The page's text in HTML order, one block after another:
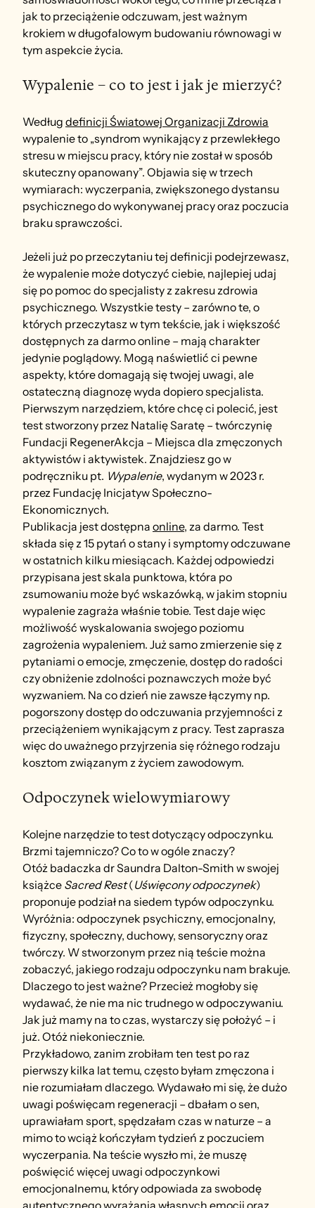
jak to przeciążenie odczuwam, jest ważnym
krokiem w długofalowym budowaniu równowagi w
tym aspekcie życia.
Wypalenie – co to jest i jak je mierzyć?
Według definicji Światowej Organizacji Zdrowia
wypalenie to „syndrom wynikający z przewlekłego
stresu w miejscu pracy, który nie został w sposób
skuteczny opanowany”. Objawia się w trzech
wymiarach: wyczerpania, zwiększonego dystansu
psychicznego do wykonywanej pracy oraz poczucia
braku sprawczości.
Jeżeli już po przeczytaniu tej definicji podejrzewasz,
że wypalenie może dotyczyć ciebie, najlepiej udaj
się po pomoc do specjalisty z zakresu zdrowia
psychicznego. Wszystkie testy – zarówno te, o
których przeczytasz w tym tekście, jak i większość
dostępnych za darmo online – mają charakter
jedynie poglądowy. Mogą naświetlić ci pewne
aspekty, które domagają się twojej uwagi, ale
ostateczną diagnozę wyda dopiero specjalista.
Pierwszym narzędziem, które chcę ci polecić, jest
test stworzony przez Natalię Saratę – twórczynię
Fundacji RegenerAkcja – Miejsca dla zmęczonych
aktywistów i aktywistek. Znajdziesz go w
podręczniku pt. Wypalenie, wydanym w 2023 r.
przez Fundację Inicjatyw Społeczno-
Ekonomicznych.
Publikacja jest dostępna online, za darmo. Test
składa się z 15 pytań o stany i symptomy odczuwane
w ostatnich kilku miesiącach. Każdej odpowiedzi
przypisana jest skala punktowa, która po
zsumowaniu może być wskazówką, w jakim stopniu
wypalenie zagraża właśnie tobie. Test daje więc
możliwość wyskalowania swojego poziomu
zagrożenia wypaleniem. Już samo zmierzenie się z
pytaniami o emocje, zmęczenie, dostęp do radości
czy obniżenie zdolności poznawczych może być
wyzwaniem. Na co dzień nie zawsze łączymy np.
pogorszony dostęp do odczuwania przyjemności z
przeciążeniem wynikającym z pracy. Test zaprasza
więc do uważnego przyjrzenia się różnego rodzaju
kosztom związanym z życiem zawodowym.
Odpoczynek wielowymiarowy
Kolejne narzędzie to test dotyczący odpoczynku.
Brzmi tajemniczo? Co to w ogóle znaczy?
Otóż badaczka dr Saundra Dalton-Smith w swojej
książce Sacred Rest (Uświęcony odpoczynek)
proponuje podział na siedem typów odpoczynku.
Wyróżnia: odpoczynek psychiczny, emocjonalny,
fizyczny, społeczny, duchowy, sensoryczny oraz
twórczy. W stworzonym przez nią teście można
zobaczyć, jakiego rodzaju odpoczynku nam brakuje.
Dlaczego to jest ważne? Przecież mogłoby się
wydawać, że nie ma nic trudnego w odpoczywaniu.
Jak już mamy na to czas, wystarczy się położyć – i
już. Otóż niekoniecznie.
Przykładowo, zanim zrobiłam ten test po raz
pierwszy kilka lat temu, często byłam zmęczona i
nie rozumiałam dlaczego. Wydawało mi się, że dużo
uwagi poświęcam regeneracji – dbałam o sen,
uprawiałam sport, spędzałam czas w naturze – a
mimo to wciąż kończyłam tydzień z poczuciem
wyczerpania. Na teście wyszło mi, że muszę
poświęcić więcej uwagi odpoczynkowi
emocjonalnemu, który odpowiada za swobodę